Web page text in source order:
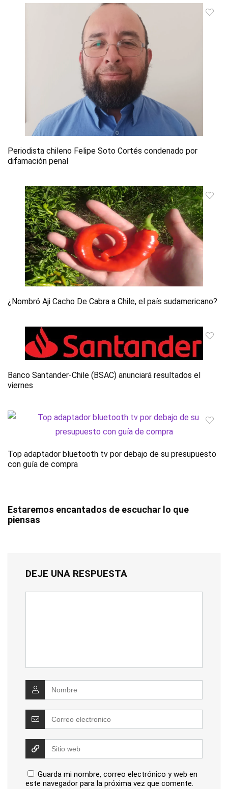
Periodista chileno Felipe Soto Cortés condenado por
difamación penal
¿Nombró Aji Cacho De Cabra a Chile, el país sudamericano?
Banco Santander-Chile (BSAC) anunciará resultados el
viernes
Top adaptador bluetooth tv por debajo de su presupuesto
con guía de compra
Estaremos encantados de escuchar lo que
piensas
DEJE UNA RESPUESTA
Guarda mi nombre, correo electrónico y web en
este navegador para la próxima vez que comente.